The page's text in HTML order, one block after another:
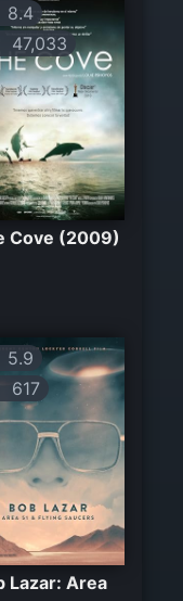
8.4
47,033
Cove (2009)
5.9
617
Lazar: Area